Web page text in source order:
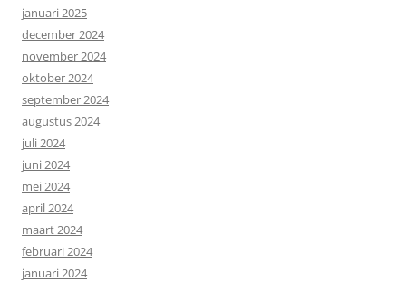
januari 2025
december 2024
november 2024
oktober 2024
september 2024
augustus 2024
juli 2024
juni 2024
mei 2024
april 2024
maart 2024
februari 2024
januari 2024